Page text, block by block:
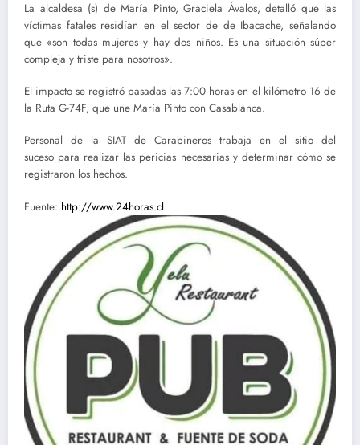
La alcaldesa (s) de María Pinto, Graciela Ávalos, detalló que las
víctimas fatales residían en el sector de de Ibacache, señalando
que «son todas mujeres y hay dos niños. Es una situación súper
compleja y triste para nosotros».
El impacto se registró pasadas las 7:00 horas en el kilómetro 16 de
la Ruta G-74F, que une María Pinto con Casablanca.
Personal de la SIAT de Carabineros trabaja en el sitio del
suceso para realizar las pericias necesarias y determinar cómo se
registraron los hechos.
Fuente: http://www.24horas.cl